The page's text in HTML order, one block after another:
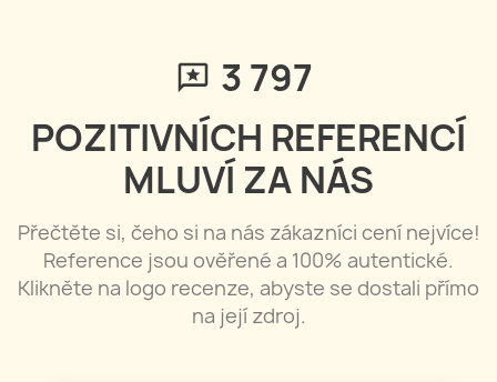
3 797
POZITIVNÍCH REFERENCÍ
MLUVÍ ZA NÁS
Přečtěte si, čeho si na nás zákazníci cení nejvíce!
Reference jsou ověřené a 100% autentické.
Klikněte na logo recenze, abyste se dostali přímo
na její zdroj.